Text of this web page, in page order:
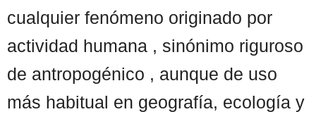
cualquier fenómeno originado por
actividad humana , sinónimo riguroso
de antropogénico , aunque de uso
más habitual en geografía, ecología y